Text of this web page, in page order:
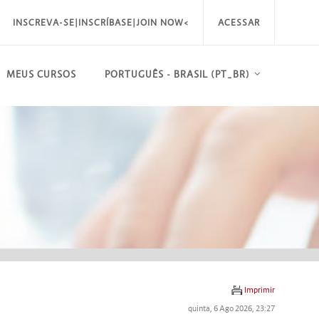
INSCREVA-SE|INSCRÍBASE|JOIN NOW< ACESSAR
MEUS CURSOS PORTUGUÊS - BRASIL ‎(PT_BR)‎
Imprimir
quinta, 6 Ago 2026, 23:27